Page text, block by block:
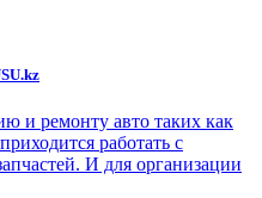
и ремонту авто таких как
работать с
И для организации